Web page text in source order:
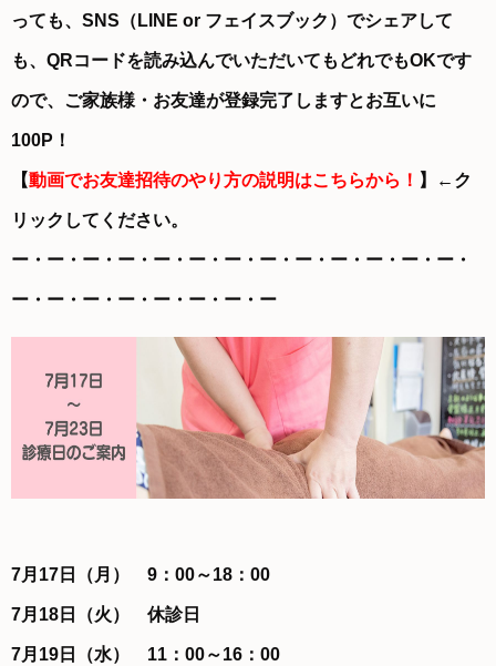
っても、SNS（LINE or フェイスブック）でシェアして
も、QRコードを読み込んでいただいてもどれでもOKです
ので、ご家族様・お友達が登録完了しますとお互いに
100P！
【動画でお友達招待のやり方の説明はこちらから！ 】←ク
リックしてください。
ー・ー・ー・ー・ー・ー・ー・ー・ー・ー・ー・ー・ー・
ー・ー・ー・ー・ー・ー・ー・ー
7月17日（月） 9 ：00～18：00
7月18日（火） 休診日
7月19日（水） 11 ：00～16：00